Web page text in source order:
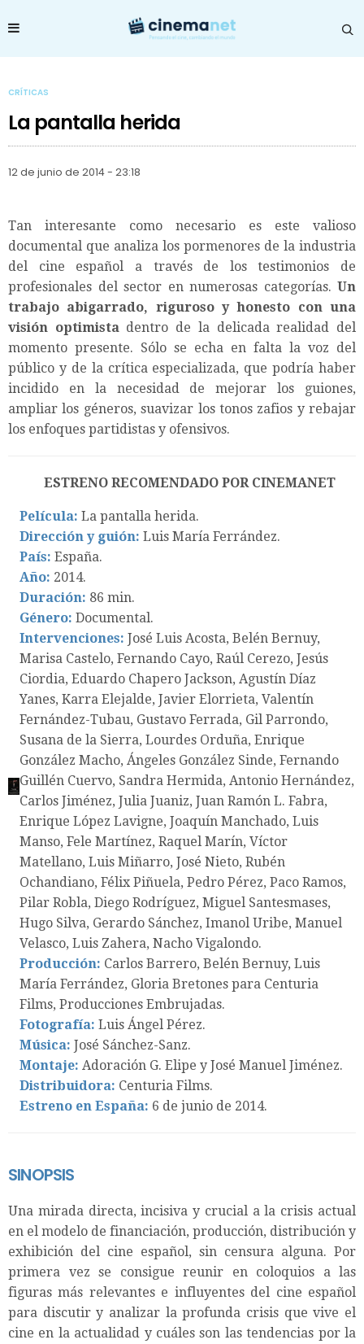
CRÍTICAS
La pantalla herida
12 de junio de 2014 - 23:18
Tan interesante como necesario es este valioso
documental que analiza los pormenores de la industria
del cine español a través de los testimonios de
profesionales del sector en numerosas categorías. Un
trabajo abigarrado, riguroso y honesto con una
visión optimistadentro de la delicada realidad del
momento presente. Sólo se echa en falta la voz del
público y de la crítica especializada, que podría haber
incidido en la necesidad de mejorar los guiones,
ampliar los géneros, suavizar los tonos zafios y rebajar
los enfoques partidistas y ofensivos.
ESTRENO RECOMENDADO POR CINEMANET
Película: La pantalla herida.
Dirección y guión: Luis María Ferrández.
País: España.
Año: 2014.
Duración: 86 min.
Género: Documental.
Intervenciones: José Luis Acosta, Belén Bernuy,
Marisa Castelo, Fernando Cayo, Raúl Cerezo, Jesús
Ciordia, Eduardo Chapero Jackson, Agustín Díaz
Yanes, Karra Elejalde, Javier Elorrieta, Valentín
Fernández-Tubau, Gustavo Ferrada, Gil Parrondo,
Susana de la Sierra, Lourdes Orduña, Enrique
González Macho, Ángeles González Sinde, Fernando
Guillén Cuervo, Sandra Hermida, Antonio Hernández,
Carlos Jiménez, Julia Juaniz, Juan Ramón L. Fabra,
Enrique López Lavigne, Joaquín Manchado, Luis
Manso, Fele Martínez, Raquel Marín, Víctor
Matellano, Luis Miñarro, José Nieto, Rubén
Ochandiano, Félix Piñuela, Pedro Pérez, Paco Ramos,
Pilar Robla, Diego Rodríguez, Miguel Santesmases,
Hugo Silva, Gerardo Sánchez, Imanol Uribe, Manuel
Velasco, Luis Zahera, Nacho Vigalondo.
Producción: Carlos Barrero, Belén Bernuy, Luis
María Ferrández, Gloria Bretones para Centuria
Films, Producciones Embrujadas.
Fotografía: Luis Ángel Pérez.
Música: José Sánchez-Sanz.
Montaje: Adoración G. Elipe y José Manuel Jiménez.
Distribuidora: Centuria Films.
Estreno en España: 6 de junio de 2014.
SINOPSIS
Una mirada directa, incisiva y crucial a la crisis actual
en el modelo de financiación, producción, distribución y
exhibición del cine español, sin censura alguna. Por
primera vez se consigue reunir en coloquios a las
figuras más relevantes e influyentes del cine español
para discutir y analizar la profunda crisis que vive el
cine en la actualidad y cuáles son las tendencias por la